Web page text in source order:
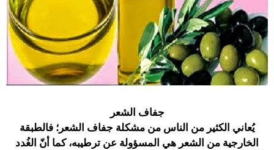
جفاف الشعر
يُعاني الكثير من الناس من مشكلة جفاف الشعر؛ فالطبقة
الخارجية من الشعر هي المسؤولة عن ترطيبه، كما أنّ الغُدد